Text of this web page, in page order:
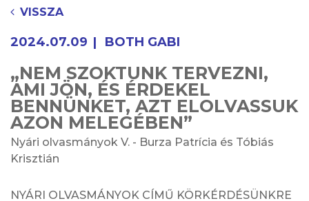
VISSZA
2024.07.09 BOTH GABI
„NEM SZOKTUNK TERVEZNI,
AMI JÖN, ÉS ÉRDEKEL
BENNÜNKET, AZT ELOLVASSUK
AZON MELEGÉBEN”
Nyári olvasmányok V. - Burza Patrícia és Tóbiás
Krisztián
NYÁRI OLVASMÁNYOK CÍMŰ KÖRKÉRDÉSÜNKRE